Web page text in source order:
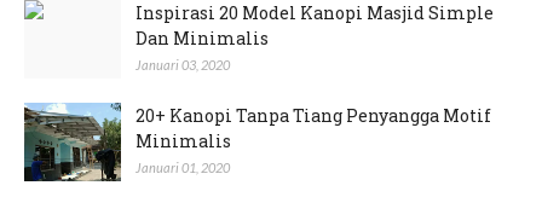
Inspirasi 20 Model Kanopi Masjid Simple
Dan Minimalis
Januari 03, 2020
20+ Kanopi Tanpa Tiang Penyangga Motif
Minimalis
Januari 01, 2020